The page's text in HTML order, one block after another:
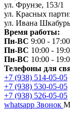
ул. Фрунзе, 153/1
ул. Красных
ул. Ивана
Время работы:
Пн-ВС 9:00 - 17:00
Пн-ВС 10:00 -
Пн-ВС 10:00 -
Телефоны для
+7 (938) 514-05-05
+7 (938) 530-05-05
+7 (938) 526-05-05
whatsapp Звонок